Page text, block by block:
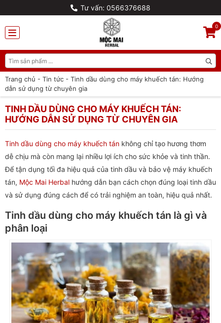
Tư vấn: 0566376688
0
Trang chủ - Tin tức - Tinh dầu dùng cho máy khuếch tán: Hướng
dẫn sử dụng từ chuyên gia
TINH DẦU DÙNG CHO MÁY KHUẾCH TÁN:
HƯỚNG DẪN SỬ DỤNG TỪ CHUYÊN GIA
Tinh dầu dùng cho máy khuếch tán không chỉ tạo hương thơm
dễ chịu mà còn mang lại nhiều lợi ích cho sức khỏe và tinh thần.
Để tận dụng tối đa hiệu quả của tinh dầu và bảo vệ máy khuếch
tán, Mộc Mai Herbal hướng dẫn bạn cách chọn đúng loại tinh dầu
và sử dụng đúng cách để có trải nghiệm an toàn, hiệu quả nhất.
Tinh dầu dùng cho máy khuếch tán là gì và
phân loại